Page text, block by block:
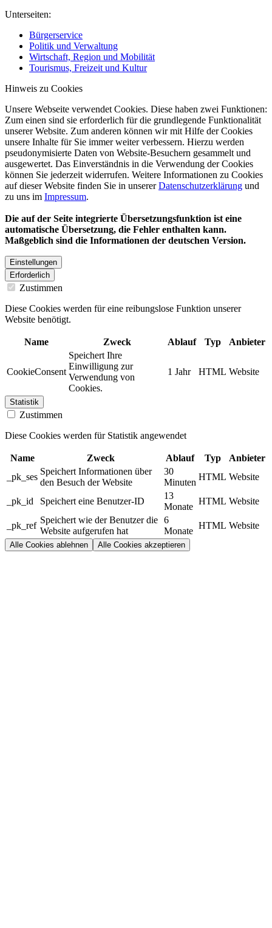
Unterseiten:
Bürgerservice
Politik und Verwaltung
Wirtschaft, Region und Mobilität
Tourismus, Freizeit und Kultur
Hinweis zu Cookies
Unsere Webseite verwendet Cookies. Diese haben zwei Funktionen:
Zum einen sind sie erforderlich für die grundlegende Funktionalität
unserer Website. Zum anderen können wir mit Hilfe der Cookies
unsere Inhalte für Sie immer weiter verbessern. Hierzu werden
pseudonymisierte Daten von Website-Besuchern gesammelt und
ausgewertet. Das Einverständnis in die Verwendung der Cookies
können Sie jederzeit widerrufen. Weitere Informationen zu Cookies
auf dieser Website finden Sie in unsererDatenschutzerklärung und
zu uns im Impressum.
Die auf der Seite integrierte Übersetzungsfunktion ist eine
automatische Übersetzung, die Fehler enthalten kann.
Maßgeblich sind die Informationen der deutschen Version.
Einstellungen
Erforderlich
Zustimmen
Diese Cookies werden für eine reibungslose Funktion unserer
Website benötigt.
Name Zweck Ablauf Typ Anbieter
CookieConsent
Speichert Ihre
Einwilligung zur
Verwendung von
Cookies.
1 Jahr HTML Website
Statistik
Zustimmen
Diese Cookies werden für Statistik angewendet
Name Zweck Ablauf Typ
Anbieter
_pk_ses
Speichert Informationen über
den Besuch der Website
30
Minuten
HTML Website
_pk_id Speichert eine Benutzer-ID
13
Monate
HTML Website
_pk_ref
Speichert wie der Benutzer die
Website aufgerufen hat
6
Monate
HTML Website
Alle Cookies ablehnen Alle Cookies akzeptieren